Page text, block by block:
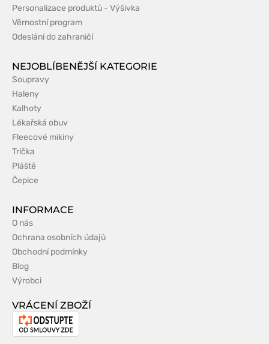
Personalizace produktů - Výšivka
Věrnostní program
Odeslání do zahraničí
NEJOBLÍBENĚJŠÍ KATEGORIE
Soupravy
Haleny
Kalhoty
Lékařská obuv
Fleecové mikiny
Trička
Pláště
Čepice
INFORMACE
O nás
Ochrana osobních údajů
Obchodní podmínky
Blog
Výrobci
VRÁCENÍ ZBOŽÍ
Odstoupení